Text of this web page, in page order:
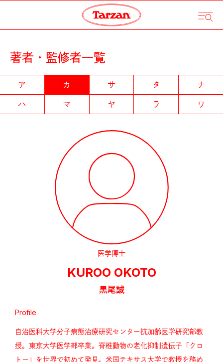
著者・監修者一覧
ア カ サ タ
ナ
ハ
マ ヤ ラ ワ
医学博士
KUROO OKOTO
黒尾誠
Profile
自治医科大学分子病態治療研究センター抗加齢医学研究部教
授。東京大学医学部卒業。脊椎動物の老化抑制遺伝子「クロ
トー」を世界で初めて発見。米国テキサス大学で教授を務め